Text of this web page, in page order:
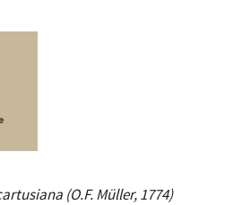
(O.F. Müller, 1774)